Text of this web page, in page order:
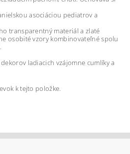
asociáciou pediatrov a
transparentný materiál a zlaté
osobité vzory kombinovateľné spolu
ladiacich vzájomne cumlíky a
k tejto položke.